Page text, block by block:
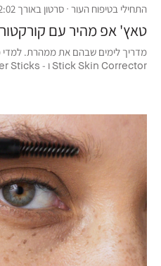
התחילי בטיפוח העור · סרטון באורך 2:02 דקות
טאץ' אפ מהיר עם קורקטור
מדריך לימים שבהם את ממהרת. למדי
Stick Skin Corrector ו - Skin Concealer Sticks.